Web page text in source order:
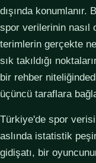
dışında konumlanır.
spor verilerinin nasıl
terimlerin gerçekte
sık takıldığı
bir rehber
üçüncü taraflara
Türkiye'de spor verisi
aslında istatistik
gidişatı, bir